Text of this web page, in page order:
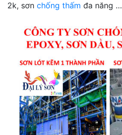
2k, sơn chống thấm đa năng …